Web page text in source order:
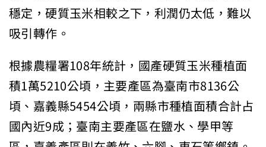
穩定，硬質玉米相較之下，利潤仍太低，難以
吸引轉作。
根據農糧署108年統計，國產硬質玉米種植面
積1萬5210公頃，主要產區為臺南市8136公
頃、嘉義縣5454公頃，兩縣市種植面積合計占
國內近9成；臺南主要產區在鹽水、學甲等